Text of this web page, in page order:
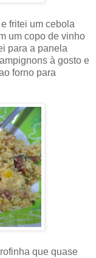
fritei um cebola
um copo de vinho
para a panela
à gosto e
forno para
que quase